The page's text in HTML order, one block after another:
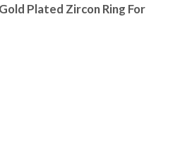
Plated Zircon Ring For